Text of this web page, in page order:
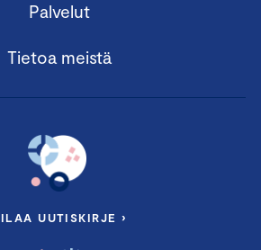
Palvelut
Tietoa meistä
UUTISKIRJE ›